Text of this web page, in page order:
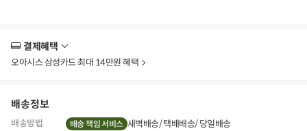
결제혜택
보
오아시스 삼성카드 최대 14만원 혜택
배송정보
배송방법 배송 책임 서비스 새벽배송 택배배송 당일배송